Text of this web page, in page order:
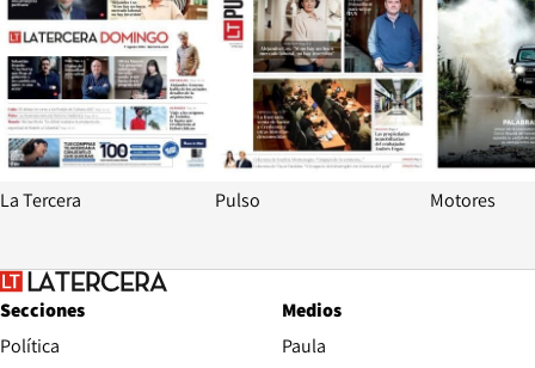
La Tercera Pulso Motores
Secciones
Política
Medios
Paula